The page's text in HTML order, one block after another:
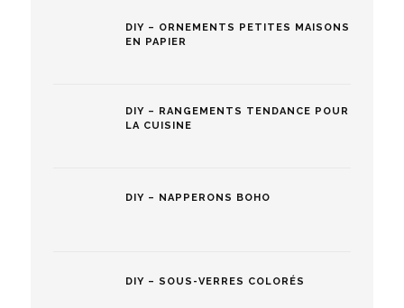
DIY – ORNEMENTS PETITES MAISONS
EN PAPIER
DIY – RANGEMENTS TENDANCE POUR
LA CUISINE
DIY – NAPPERONS BOHO
DIY – SOUS-VERRES COLORÉS